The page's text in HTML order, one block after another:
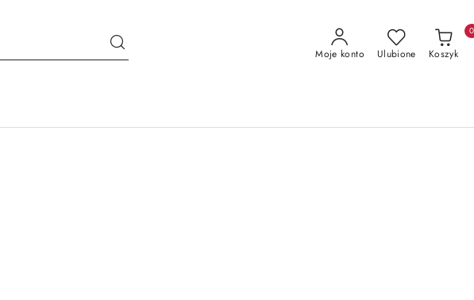
Moje konto Ulubione Koszyk
0